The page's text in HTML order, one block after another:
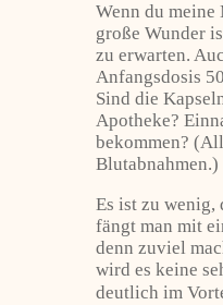
Wenn du
große Wunder
zu erwarten.
Anfangsdosis
Sind die
Apotheke?
bekommen?
Blutabnahmen.)
Es ist zu wenig,
fängt man mit
denn zuviel
wird es keine
deutlich im